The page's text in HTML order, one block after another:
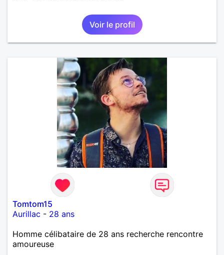
Voir le profil
Tomtom15
Aurillac - 28 ans
Homme célibataire de 28 ans recherche rencontre
amoureuse